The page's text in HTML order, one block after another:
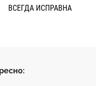
ВСЕГДА ИСПРАВНА